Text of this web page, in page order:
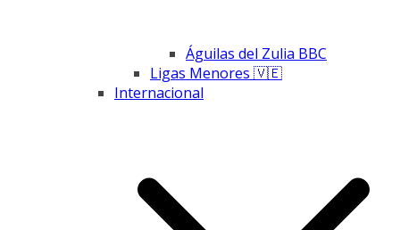
Águilas del Zulia BBC
Ligas Menores 🇻🇪
Internacional